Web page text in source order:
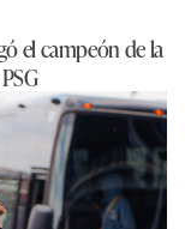
el campeón de la
PSG